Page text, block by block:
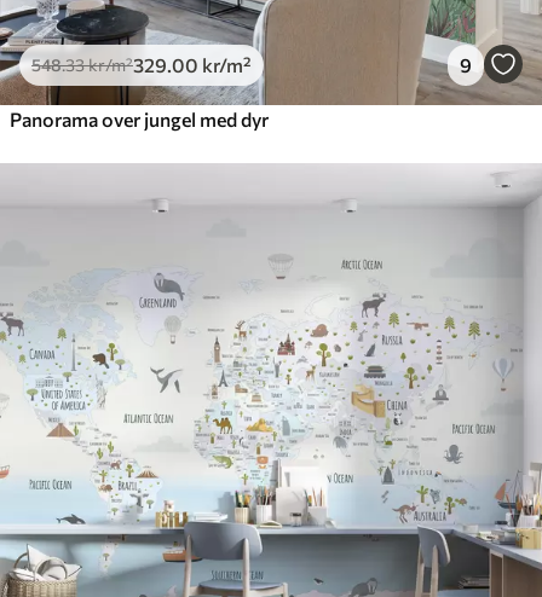
548.33kr/m²329 .00 kr/m² 9
Panorama over jungel med dyr